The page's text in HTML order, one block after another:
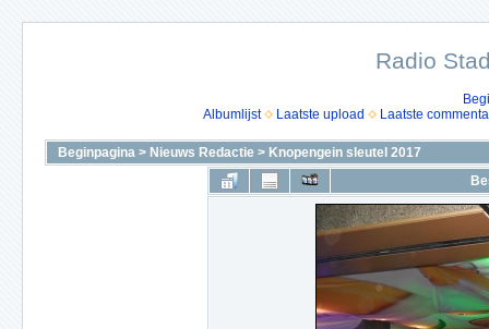
Radio
Albumlijst
Laatste upload Laatste
Beginpagina > Nieuws Redactie > Knopengein sleutel 2017